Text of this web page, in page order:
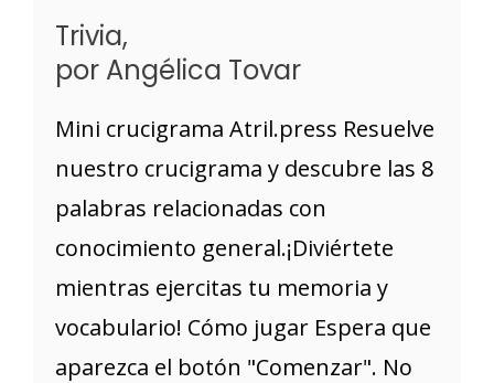
Trivia,
por Angélica Tovar
Mini crucigrama Atril.press Resuelve
nuestro crucigrama y descubre las 8
palabras relacionadas con
conocimiento general.¡Diviértete
mientras ejercitas tu memoria y
vocabulario! Cómo jugar Espera que
aparezca el botón "Comenzar". No